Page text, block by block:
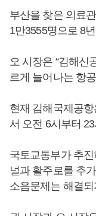
부산을 찾은 의료
1만3555명으로 8
오 시장은 “김해신
르게 늘어나는 항
현재 김해국제공
서 오전 6시부터
국토교통부가 추
널과 활주로를 추
소음문제는 해결